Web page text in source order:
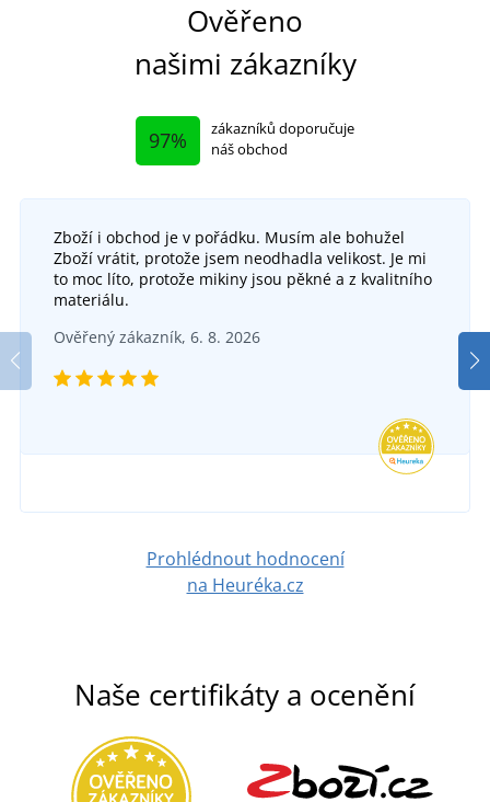
Ověřeno
našimi zákazníky
97%
zákazníků doporučuje
náš obchod
Zboží i obchod je v pořádku. Musím ale bohužel
Zboží vrátit, protože jsem neodhadla velikost. Je mi
to moc líto, protože mikiny jsou pěkné a z kvalitního
materiálu.
Ověřený zákazník, 6. 8. 2026
Prohlédnout hodnocení
na Heuréka.cz
Naše certifikáty a ocenění